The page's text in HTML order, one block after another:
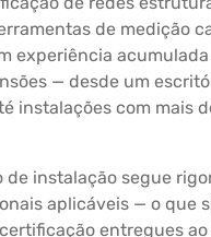
de medição
experiência
— desde um
instalações com mais
de instalação segue
aplicáveis — o que
entregues